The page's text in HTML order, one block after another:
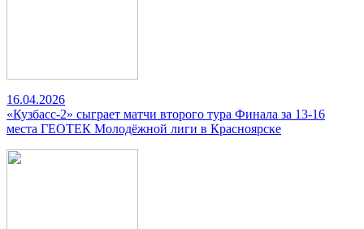
16.04.2026
«Кузбасс-2» сыграет матчи второго тура Финала за 13-16
места ГЕОТЕК Молодёжной лиги в Красноярске